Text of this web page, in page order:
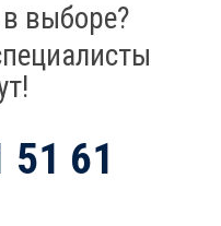
выборе?
51 61